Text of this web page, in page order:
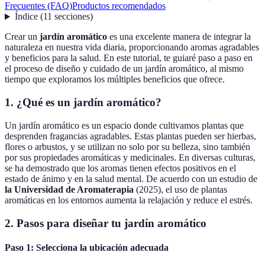
Frecuentes (FAQ)Productos recomendados
Índice(11 secciones)
Crear un jardín aromático es una excelente manera de integrar la
naturaleza en nuestra vida diaria, proporcionando aromas agradables
y beneficios para la salud. En este tutorial, te guiaré paso a paso en
el proceso de diseño y cuidado de un jardín aromático, al mismo
tiempo que exploramos los múltiples beneficios que ofrece.
1. ¿Qué es un jardín aromático?
Un jardín aromático es un espacio donde cultivamos plantas que
desprenden fragancias agradables. Estas plantas pueden ser hierbas,
flores o arbustos, y se utilizan no solo por su belleza, sino también
por sus propiedades aromáticas y medicinales. En diversas culturas,
se ha demostrado que los aromas tienen efectos positivos en el
estado de ánimo y en la salud mental. De acuerdo con un estudio de
la Universidad de Aromaterapia (2025), el uso de plantas
aromáticas en los entornos aumenta la relajación y reduce el estrés.
2. Pasos para diseñar tu jardín aromático
Paso 1: Selecciona la ubicación adecuada